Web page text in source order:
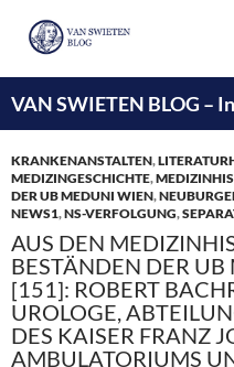
VAN SWIETEN BLOG –
INHALT
SPRINGEN
KRANKENANSTALTEN,
MEDIZINGESCHICHTE,
DER UB MEDUNI WIEN,
NEWS1,NS-VERFOLGUNG,
AUS DEN
BESTÄNDEN DER
[151]: ROBERT
UROLOGE,
DES KAISER FRANZ
AMBULATORIUMS